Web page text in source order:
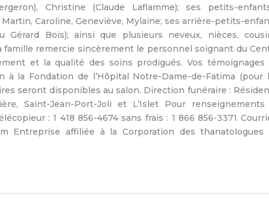
Christine (Claude Laflamme); ses petits-
Caroline, Geneviève, Mylaine; ses arrière-petits-
Gérard Bois); ainsi que plusieurs neveux, nièces,
famille remercie sincèrement le personnel soignant du
et la qualité des soins prodigués. Vos témoignages
la Fondation de l’Hôpital Notre-Dame-de-Fatima (pour
seront disponibles au salon. Direction funéraire :
Saint-Jean-Port-Joli et L’Islet Pour
: 1 418 856-4674 sans frais : 1 866 856-3371
Entreprise affiliée à la Corporation des thanatologues